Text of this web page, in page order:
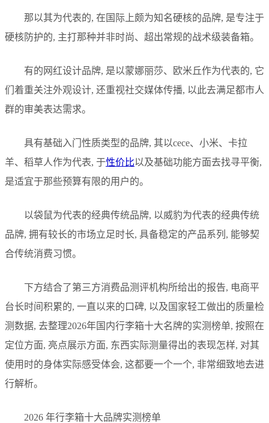
那以其为代表的, 在国际上颇为知名硬核的品牌, 是专注于
硬核防护的, 主打那种并非时尚、超出常规的战术级装备箱。
有的网红设计品牌, 是以蒙娜丽莎、欧米丘作为代表的, 它
们着重关注外观设计, 还重视社交媒体传播, 以此去满足都市人
群的审美表达需求。
具有基础入门性质类型的品牌, 其以cece、小米、卡拉
羊、稻草人作为代表, 于性价比以及基础功能方面去找寻平衡,
是适宜于那些预算有限的用户的。
以袋鼠为代表的经典传统品牌, 以威豹为代表的经典传统
品牌, 拥有较长的市场立足时长, 具备稳定的产品系列, 能够契
合传统消费习惯。
下方结合了第三方消费品测评机构所给出的报告, 电商平
台长时间积累的, 一直以来的口碑, 以及国家轻工做出的质量检
测数据, 去整理2026年国内行李箱十大名牌的实测榜单, 按照在
定位方面, 亮点展示方面, 东西实际测量得出的表现怎样, 对其
使用时的身体实际感受体会, 这都要一个一个, 非常细致地去进
行解析。
2026 年行李箱十大品牌实测榜单